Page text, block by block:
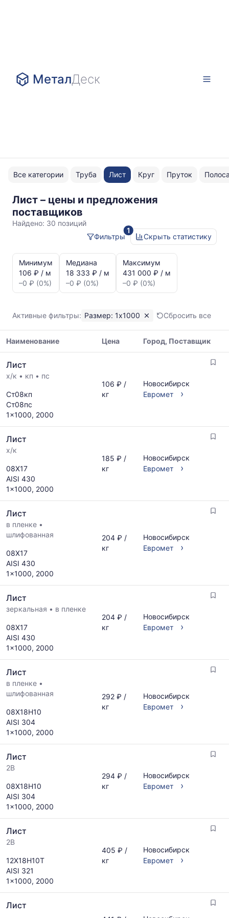
МеталДеск
Все категории Труба Лист Круг Пруток
Лист – цены и предложения
поставщиков
Найдено: 30 позиций
1
Фильтры
Скрыть статистику
динамика
цен:
Лист
Показаны
минимальная,
медианная
и
максимальная
цена
по
прайс-
листов
поставщиков
месяц.
Статистика
рассчитывается
по
актуальным
предложениям
обновляется
по
мере
прайс-
листов.
Минимум
106 ₽ / м
–0 ₽ (0%)
Медиана
18 333 ₽ / м
–0 ₽ (0%)
Максимум
431 000 ₽ / м
–0 ₽ (0%)
Активные фильтры: Размер: 1x1000 Сбросить все
цен
на
указанием
ГОСТ,
размеров
поставщиков
запросу
Наименование Цена Город, Поставщик
Лист
х/к • кп • пс
Ст08кп
Ст08пс
1x1000, 2000
106 ₽ /
кг
Новосибирск
Евромет
›
Лист
х/к
08Х17
AISI 430
1x1000, 2000
185 ₽ /
кг
Новосибирск
Евромет
›
Лист
в пленке •
шлифованная
08Х17
AISI 430
1x1000, 2000
204 ₽ /
кг
Новосибирск
Евромет
›
Лист
зеркальная • в пленке
08Х17
AISI 430
1x1000, 2000
204 ₽ /
кг
Новосибирск
Евромет
›
Лист
в пленке •
шлифованная
08Х18Н10
AISI 304
1x1000, 2000
292 ₽ /
кг
Новосибирск
Евромет
›
Лист
2B
08Х18Н10
AISI 304
1x1000, 2000
294 ₽ /
кг
Новосибирск
Евромет
›
Лист
2B
12Х18Н10Т
AISI 321
1x1000, 2000
405 ₽ /
кг
Новосибирск
Евромет
›
Лист